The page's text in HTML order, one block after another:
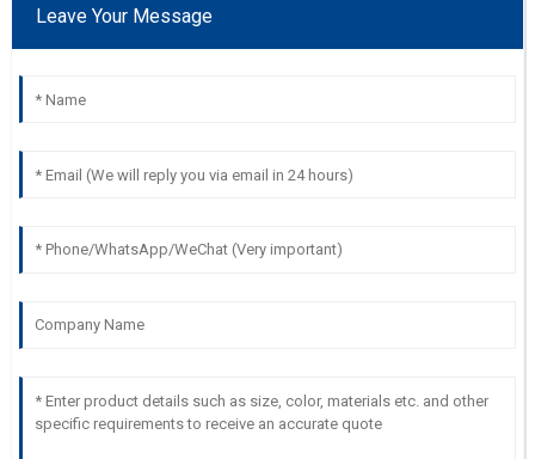
Leave Your Message